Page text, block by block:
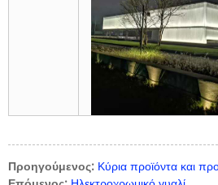
Προηγούμενος: Κύρια προϊόντα και